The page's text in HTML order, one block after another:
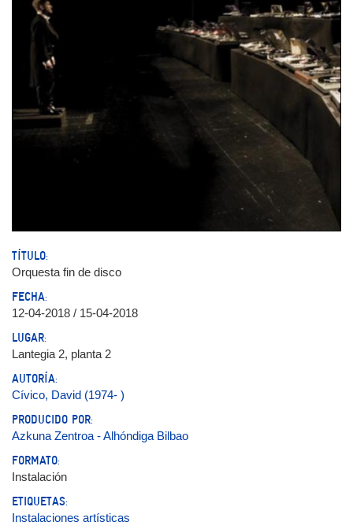
TÍTULO:
Orquesta fin de disco
FECHA:
12-04-2018 / 15-04-2018
LUGAR:
Lantegia 2, planta 2
AUTORÍA:
Cívico, David (1974- )
PRODUCIDO POR:
Azkuna Zentroa - Alhóndiga Bilbao
FORMATO:
Instalación
ETIQUETAS:
Instalaciones artísticas